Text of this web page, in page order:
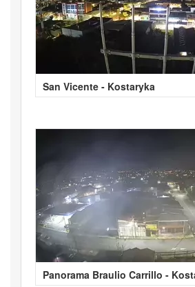
San Vicente - Kostaryka
Panorama Braulio Carrillo -